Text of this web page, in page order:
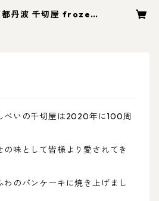
丹波 千切屋 frozen-
べいの千切屋は2020年に100周
の味として皆様より愛されてき
のパンケーキに焼き上げまし